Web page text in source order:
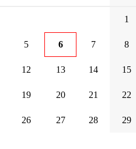
1
5 6 7 8
12 13 14 15
19 20 21 22
26 27 28 29